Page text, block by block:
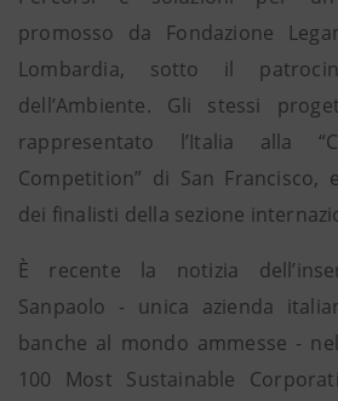
promosso da Fondazione
Lombardia, sotto il
dell’Ambiente. Gli stessi
rappresentato l’Italia alla
Competition” di San Francisco,
dei finalisti della sezione
È recente la notizia
Sanpaolo - unica azienda
banche al mondo ammesse -
100 Most Sustainable